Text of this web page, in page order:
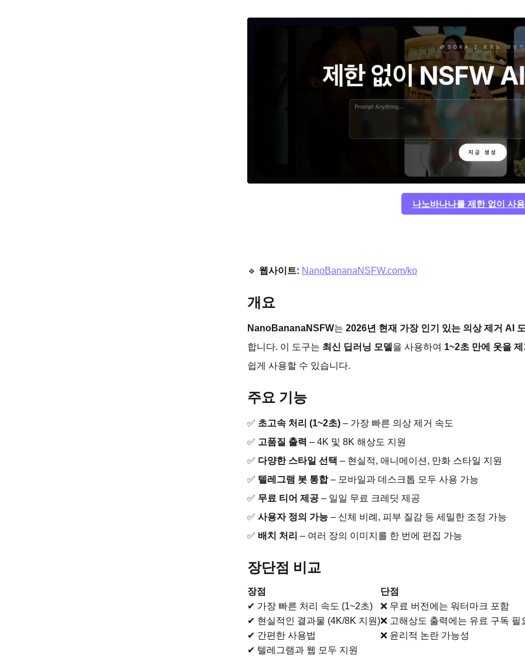
나노바나나를 제한 없이 사
🔹 웹사이트: NanoBananaNSFW.com/ko
개요
NanoBananaNSFW는 2026년 현재 가장 인기 있는 의상 제거 AI
합니다. 이 도구는 최신 딥러닝 모델 을 사용하여 1~2초 만에 옷을
쉽게 사용할 수 있습니다.
주요 기능
✅ 초고속 처리 (1~2초) – 가장 빠른 의상 제거 속도
✅ 고품질 출력 – 4K 및 8K 해상도 지원
✅ 다양한 스타일 선택 – 현실적, 애니메이션, 만화 스타일 지원
✅ 텔레그램 봇 통합– 모바일과 데스크톱 모두 사용 가능
✅ 무료 티어 제공 – 일일 무료 크레딧 제공
✅ 사용자 정의 가능 – 신체 비례, 피부 질감 등 세밀한 조정 가능
✅ 배치 처리 – 여러 장의 이미지를 한 번에 편집 가능
장단점 비교
장점
단점
✔ 가장 빠른 처리 속도 (1~2초)
❌ 무료 버전에는 워터마크 포함
✔ 현실적인 결과물 (4K/8K 지원)❌ 고해상도 출력에는 유료 구독 필
✔ 간편한 사용법
❌ 윤리적 논란 가능성
✔ 텔레그램과 웹 모두 지원